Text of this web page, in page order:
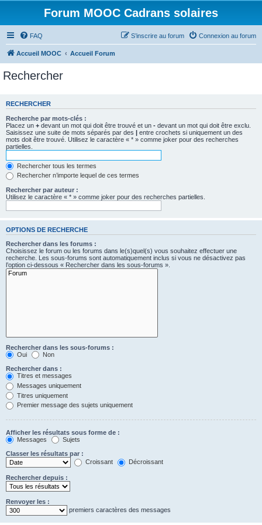
Forum MOOC Cadrans solaires
FAQ Connexion au forum
S’inscrire au forum
Accueil MOOC Accueil Forum
Rechercher
RECHERCHER
Recherche par mots-clés :
Placez un + devant un mot qui doit être trouvé et un - devant un mot qui doit être exclu.
Saisissez une suite de mots séparés par des | entre crochets si uniquement un des
mots doit être trouvé. Utilisez le caractère « * » comme joker pour des recherches
partielles.
Rechercher tous les termes
Rechercher n’importe lequel de ces termes
Rechercher par auteur :
Utilisez le caractère « * » comme joker pour des recherches partielles.
OPTIONS DE RECHERCHE
Rechercher dans les forums :
Choisissez le forum ou les forums dans le(s)quel(s) vous souhaitez effectuer une
recherche. Les sous-forums sont automatiquement inclus si vous ne désactivez pas
l’option ci-dessous « Rechercher dans les sous-forums ».
Rechercher dans les sous-forums :
Oui
Non
Rechercher dans :
Titres et messages
Messages uniquement
Titres uniquement
Premier message des sujets uniquement
Afficher les résultats sous forme de :
Messages
Sujets
Classer les résultats par :
Croissant
Décroissant
Rechercher depuis :
Renvoyer les :
premiers caractères des messages